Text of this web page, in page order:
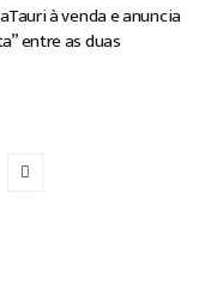
à venda e anuncia
entre as duas